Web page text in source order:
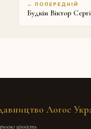
← ПОПЕРЕДНІЙ
Будкін Віктор
Логос
цінність